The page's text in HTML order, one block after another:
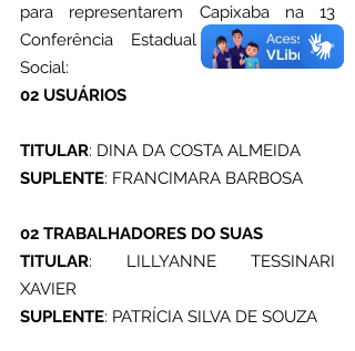
para representarem Capixaba na 13
Conferência Estadual de Assistência
Social:
02 USUÁRIOS
TITULAR: DINA DA COSTA ALMEIDA
SUPLENTE: FRANCIMARA BARBOSA
02 TRABALHADORES DO SUAS
TITULAR: LILLYANNE TESSINARI
XAVIER
SUPLENTE: PATRÍCIA SILVA DE SOUZA